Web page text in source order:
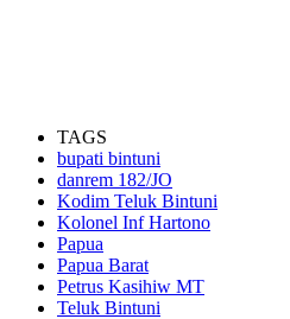
TAGS
bupati bintuni
danrem 182/JO
Kodim Teluk Bintuni
Kolonel Inf Hartono
Papua
Papua Barat
Petrus Kasihiw MT
Teluk Bintuni